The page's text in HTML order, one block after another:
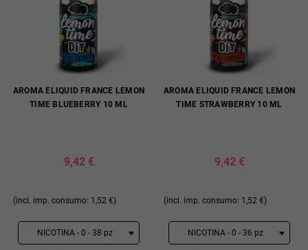
AROMA ELIQUID FRANCE LEMON
TIME BLUEBERRY 10 ML
9,42 €
(incl. imp. consumo: 1,52 €)
AROMA ELIQUID FRANCE LEMON
TIME STRAWBERRY 10 ML
9,42 €
(incl. imp. consumo: 1,52 €)